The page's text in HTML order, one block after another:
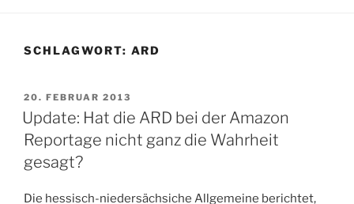
SCHLAGWORT: ARD
VERÖFFENTLICHT
AM
20. FEBRUAR 2013
Update: Hat die ARD bei der Amazon
Reportage nicht ganz die Wahrheit
gesagt?
Die hessisch-niedersächsiche Allgemeine berichtet,